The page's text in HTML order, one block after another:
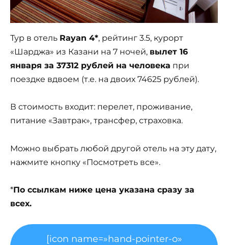
Тур в отель Rayan 4*, рейтинг 3.5, курорт
«Шарджа» из Казани на 7 ночей, вылет 16
января за 37312 рублей на человека при
поездке вдвоем (т.е. на двоих 74625 рублей).
В стоимость входит: перелет, проживание,
питание «Завтрак», трансфер, страховка.
Можно выбрать любой другой отель на эту дату,
нажмите кнопку «Посмотреть все».
*По ссылкам ниже цена указана сразу за
всех.
[icon name=»hand-pointer-o»